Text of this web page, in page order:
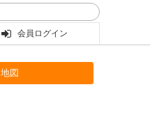
会員ログイン
地図